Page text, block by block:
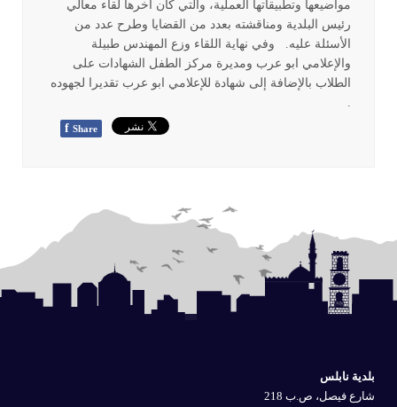
مواضيعها وتطبيقاتها العملية، والتي كان آخرها لقاء معالي
رئيس البلدية ومناقشته بعدد من القضايا وطرح عدد من
الأسئلة عليه. وفي نهاية اللقاء وزع المهندس طبيلة
والإعلامي ابو عرب ومديرة مركز الطفل الشهادات على
الطلاب بالإضافة إلى شهادة للإعلامي ابو عرب تقديرا لجهوده
.
f Share
بلدية نابلس
شارع فيصل، ص.ب 218